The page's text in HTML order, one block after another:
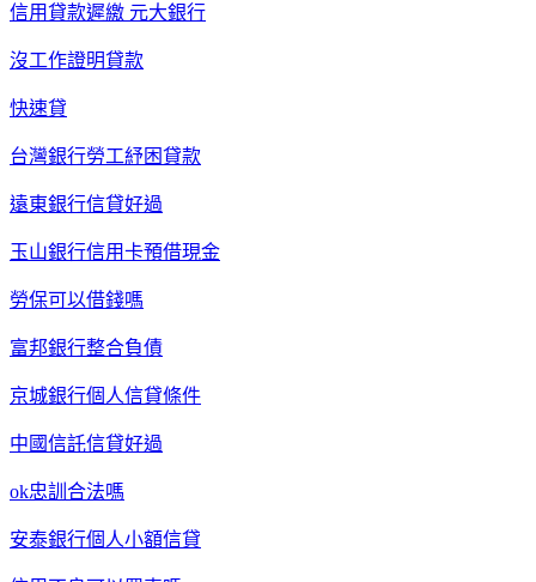
信用貸款遲繳 元大銀行
沒工作證明貸款
快速貸
台灣銀行勞工紓困貸款
遠東銀行信貸好過
玉山銀行信用卡預借現金
勞保可以借錢嗎
富邦銀行整合負債
京城銀行個人信貸條件
中國信託信貸好過
ok忠訓合法嗎
安泰銀行個人小額信貸